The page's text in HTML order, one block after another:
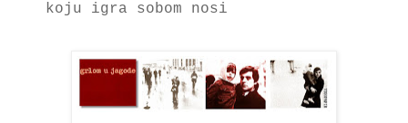
koju igra sobom nosi